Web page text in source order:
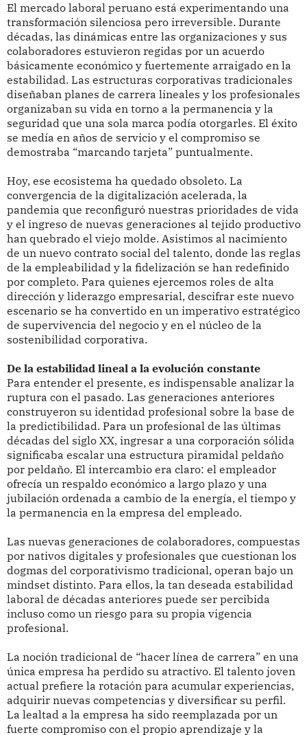
El mercado laboral peruano está experimentando una
transformación silenciosa pero irreversible. Durante
décadas, las dinámicas entre las organizaciones y sus
colaboradores estuvieron regidas por un acuerdo
básicamente económico y fuertemente arraigado en la
estabilidad. Las estructuras corporativas tradicionales
diseñaban planes de carrera lineales y los profesionales
organizaban su vida en torno a la permanencia y la
seguridad que una sola marca podía otorgarles. El éxito
se medía en años de servicio y el compromiso se
demostraba “marcando tarjeta” puntualmente.
Hoy, ese ecosistema ha quedado obsoleto. La
convergencia de la digitalización acelerada, la
pandemia que reconfiguró nuestras prioridades de vida
y el ingreso de nuevas generaciones al tejido productivo
han quebrado el viejo molde. Asistimos al nacimiento
de un nuevo contrato social del talento, donde las reglas
de la empleabilidad y la fidelización se han redefinido
por completo. Para quienes ejercemos roles de alta
dirección y liderazgo empresarial, descifrar este nuevo
escenario se ha convertido en un imperativo estratégico
de supervivencia del negocio y en el núcleo de la
sostenibilidad corporativa.
De la estabilidad lineal a la evolución constante
Para entender el presente, es indispensable analizar la
ruptura con el pasado. Las generaciones anteriores
construyeron su identidad profesional sobre la base de
la predictibilidad. Para un profesional de las últimas
décadas del siglo XX, ingresar a una corporación sólida
significaba escalar una estructura piramidal peldaño
por peldaño. El intercambio era claro: el empleador
ofrecía un respaldo económico a largo plazo y una
jubilación ordenada a cambio de la energía, el tiempo y
la permanencia en la empresa del empleado.
Las nuevas generaciones de colaboradores, compuestas
por nativos digitales y profesionales que cuestionan los
dogmas del corporativismo tradicional, operan bajo un
mindset distinto. Para ellos, la tan deseada estabilidad
laboral de décadas anteriores puede ser percibida
incluso como un riesgo para su propia vigencia
profesional.
La noción tradicional de “hacer línea de carrera” en una
única empresa ha perdido su atractivo. El talento joven
actual prefiere la rotación para acumular experiencias,
adquirir nuevas competencias y diversificar su perfil.
La lealtad a la empresa ha sido reemplazada por un
fuerte compromiso con el propio aprendizaje y la